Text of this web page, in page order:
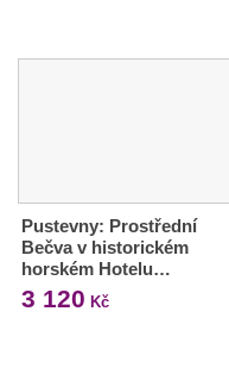
Pustevny: Prostřední
Bečva v historickém
horském Hotelu…
3 120 Kč